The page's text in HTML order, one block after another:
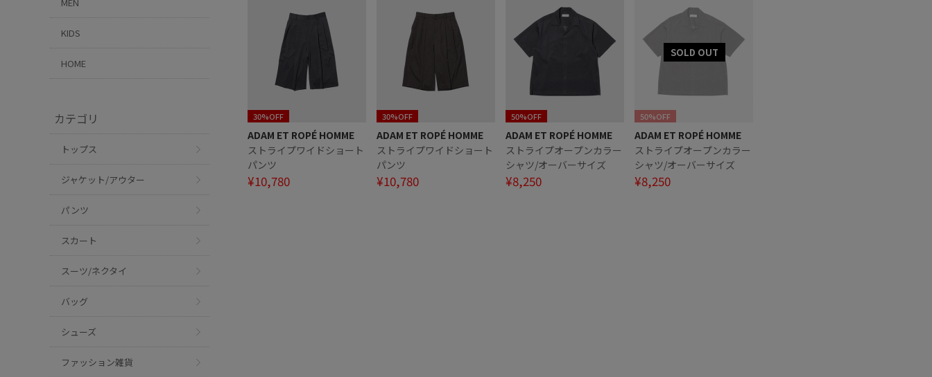
KIDS
HOME
カテゴリ
トップス
ジャケット/アウター
パンツ
スカート
スーツ/ネクタイ
バッグ
シューズ
ファッション雑貨
30%OFF
ADAM ET ROPÉ HOMME
ストライプワイドショート
パンツ
¥10,780
30%OFF
ADAM ET ROPÉ HOMME
ストライプワイドショート
パンツ
¥10,780
50%OFF
ADAM ET ROPÉ HOMME
ストライプオープンカラー
シャツ/オーバーサイズ
¥8,250
50%OFF
ADAM ET ROPÉ HOMME
ストライプオープンカラー
シャツ/オーバーサイズ
¥8,250